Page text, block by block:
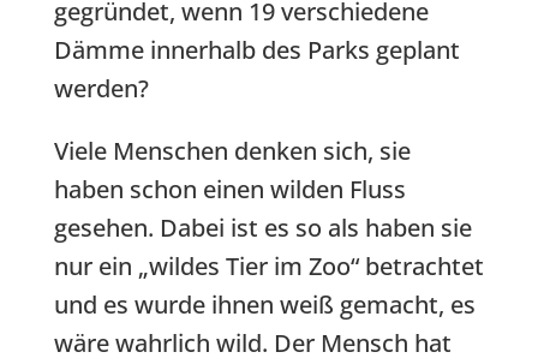
gegründet, wenn 19 verschiedene
Dämme innerhalb des Parks geplant
werden?
Viele Menschen denken sich, sie
haben schon einen wilden Fluss
gesehen. Dabei ist es so als haben sie
nur ein „wildes Tier im Zoo“ betrachtet
und es wurde ihnen weiß gemacht, es
wäre wahrlich wild. Der Mensch hat